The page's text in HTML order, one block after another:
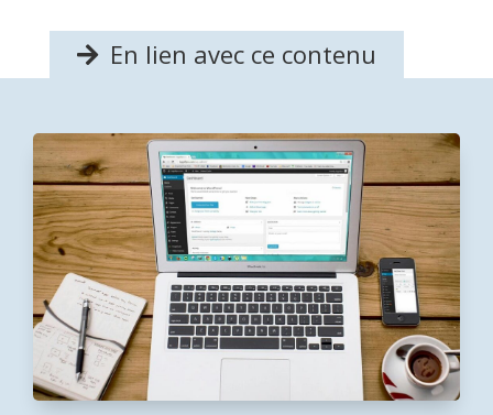
En lien avec ce contenu